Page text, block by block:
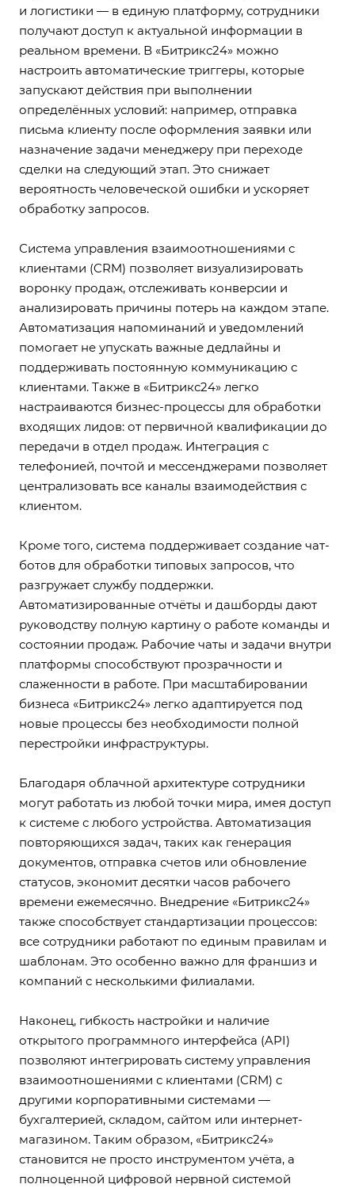
и логистики — в единую платформу, сотрудники
получают доступ к актуальной информации в
реальном времени. В «Битрикс24» можно
настроить автоматические триггеры, которые
запускают действия при выполнении
определённых условий: например, отправка
письма клиенту после оформления заявки или
назначение задачи менеджеру при переходе
сделки на следующий этап. Это снижает
вероятность человеческой ошибки и ускоряет
обработку запросов.
Система управления взаимоотношениями с
клиентами (CRM) позволяет визуализировать
воронку продаж, отслеживать конверсии и
анализировать причины потерь на каждом этапе.
Автоматизация напоминаний и уведомлений
помогает не упускать важные дедлайны и
поддерживать постоянную коммуникацию с
клиентами. Также в «Битрикс24» легко
настраиваются бизнес-процессы для обработки
входящих лидов: от первичной квалификации до
передачи в отдел продаж. Интеграция с
телефонией, почтой и мессенджерами позволяет
централизовать все каналы взаимодействия с
клиентом.
Кроме того, система поддерживает создание чат-
ботов для обработки типовых запросов, что
разгружает службу поддержки.
Автоматизированные отчёты и дашборды дают
руководству полную картину о работе команды и
состоянии продаж. Рабочие чаты и задачи внутри
платформы способствуют прозрачности и
слаженности в работе. При масштабировании
бизнеса «Битрикс24» легко адаптируется под
новые процессы без необходимости полной
перестройки инфраструктуры.
Благодаря облачной архитектуре сотрудники
могут работать из любой точки мира, имея доступ
к системе с любого устройства. Автоматизация
повторяющихся задач, таких как генерация
документов, отправка счетов или обновление
статусов, экономит десятки часов рабочего
времени ежемесячно. Внедрение «Битрикс24»
также способствует стандартизации процессов:
все сотрудники работают по единым правилам и
шаблонам. Это особенно важно для франшиз и
компаний с несколькими филиалами.
Наконец, гибкость настройки и наличие
открытого программного интерфейса (API)
позволяют интегрировать систему управления
взаимоотношениями с клиентами (CRM) с
другими корпоративными системами —
бухгалтерией, складом, сайтом или интернет-
магазином. Таким образом, «Битрикс24»
становится не просто инструментом учёта, а
полноценной цифровой нервной системой